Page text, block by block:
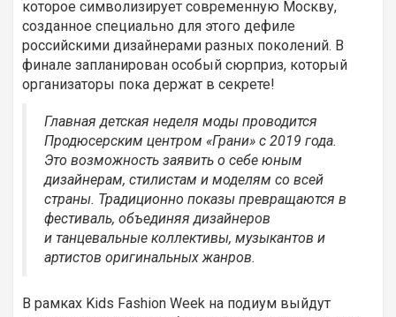
которое символизирует современную Москву,
созданное специально для этого дефиле
российскими дизайнерами разных поколений. В
финале запланирован особый сюрприз, который
организаторы пока держат в секрете!
Главная детская неделя моды проводится
Продюсерским центром «Грани» с 2019 года.
Это возможность заявить о себе юным
дизайнерам, стилистам и моделям со всей
страны. Традиционно показы превращаются в
фестиваль, объединяя дизайнеров
и танцевальные коллективы, музыкантов и
артистов оригинальных жанров.
В рамках Kids Fashion Week на подиум выйдут